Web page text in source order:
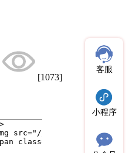
[1073]
客服
小程序